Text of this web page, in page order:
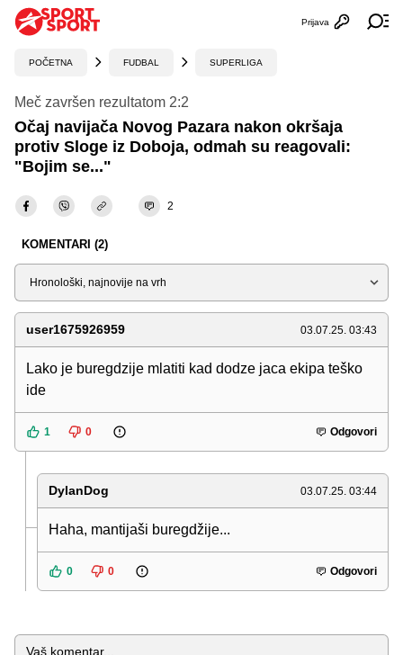
Otvori
Prijava
POČETNA FUDBAL SUPERLIGA
Meč završen rezultatom 2:2
Očaj navijača Novog Pazara nakon okršaja
protiv Sloge iz Doboja, odmah su reagovali:
"Bojim se..."
2
KOMENTARI (2)
Sortiraj
user1675926959 03.07.25. 03:43
Lako je buregdzije mlatiti kad dodze jaca ekipa teško
ide
1 0 Odgovori
DylanDog 03.07.25. 03:44
Haha, mantijaši buregdžije...
0 0 Odgovori
Komentar